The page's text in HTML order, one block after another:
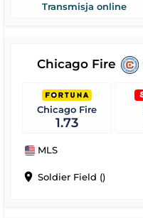
Transmisja online
Chicago Fire
Chicago Fire
1.73
MLS
location_on Soldier Field ()